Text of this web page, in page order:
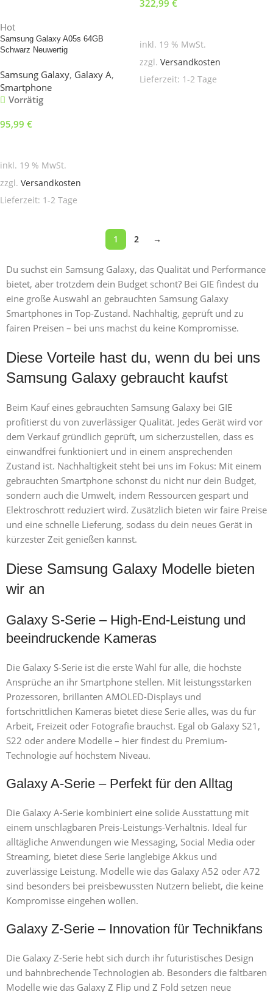
Hot
Samsung Galaxy A05s 64GB
Schwarz Neuwertig
Samsung Galaxy, Galaxy A,
Smartphone
Vorrätig
95,99 €
inkl. 19 % MwSt.
zzgl. Versandkosten
Lieferzeit: 1-2 Tage
322,99 €
inkl. 19 % MwSt.
zzgl. Versandkosten
Lieferzeit: 1-2 Tage
1 2 →
Du suchst ein Samsung Galaxy, das Qualität und Performance
bietet, aber trotzdem dein Budget schont? Bei GIE findest du
eine große Auswahl an gebrauchten Samsung Galaxy
Smartphones in Top-Zustand. Nachhaltig, geprüft und zu
fairen Preisen – bei uns machst du keine Kompromisse.
Diese Vorteile hast du, wenn du bei uns
Samsung Galaxy gebraucht kaufst
Beim Kauf eines gebrauchten Samsung Galaxy bei GIE
profitierst du von zuverlässiger Qualität. Jedes Gerät wird vor
dem Verkauf gründlich geprüft, um sicherzustellen, dass es
einwandfrei funktioniert und in einem ansprechenden
Zustand ist. Nachhaltigkeit steht bei uns im Fokus: Mit einem
gebrauchten Smartphone schonst du nicht nur dein Budget,
sondern auch die Umwelt, indem Ressourcen gespart und
Elektroschrott reduziert wird. Zusätzlich bieten wir faire Preise
und eine schnelle Lieferung, sodass du dein neues Gerät in
kürzester Zeit genießen kannst.
Diese Samsung Galaxy Modelle bieten
wir an
Galaxy S-Serie – High-End-Leistung und
beeindruckende Kameras
Die Galaxy S-Serie ist die erste Wahl für alle, die höchste
Ansprüche an ihr Smartphone stellen. Mit leistungsstarken
Prozessoren, brillanten AMOLED-Displays und
fortschrittlichen Kameras bietet diese Serie alles, was du für
Arbeit, Freizeit oder Fotografie brauchst. Egal ob Galaxy S21,
S22 oder andere Modelle – hier findest du Premium-
Technologie auf höchstem Niveau.
Galaxy A-Serie – Perfekt für den Alltag
Die Galaxy A-Serie kombiniert eine solide Ausstattung mit
einem unschlagbaren Preis-Leistungs-Verhältnis. Ideal für
alltägliche Anwendungen wie Messaging, Social Media oder
Streaming, bietet diese Serie langlebige Akkus und
zuverlässige Leistung. Modelle wie das Galaxy A52 oder A72
sind besonders bei preisbewussten Nutzern beliebt, die keine
Kompromisse eingehen wollen.
Galaxy Z-Serie – Innovation für Technikfans
Die Galaxy Z-Serie hebt sich durch ihr futuristisches Design
und bahnbrechende Technologien ab. Besonders die faltbaren
Modelle wie das Galaxy Z Flip und Z Fold setzen neue